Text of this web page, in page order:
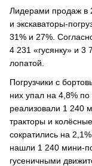
Лидерами продаж в
и экскаваторы-
31% и 27%.
4 231 «гусянку» и 3
лопатой.
Погрузчики с
них упал на 4,8%
реализовали 1 240
тракторы и
сократились на
нашли 1 240 мини-
гусеничными